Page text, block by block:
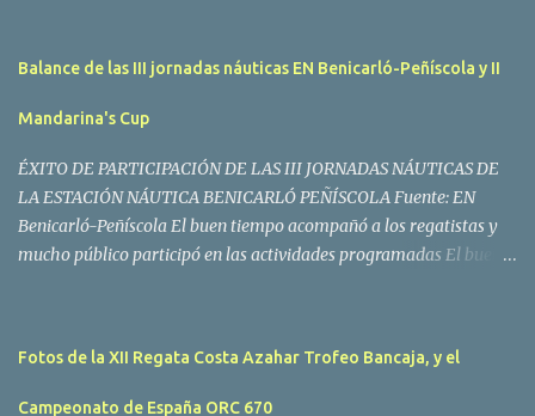
Balance de las III jornadas náuticas EN Benicarló-Peñíscola y II
Mandarina's Cup
ÉXITO DE PARTICIPACIÓN DE LAS III JORNADAS NÁUTICAS DE
LA ESTACIÓN NÁUTICA BENICARLÓ PEÑÍSCOLA Fuente: EN
Benicarló-Peñíscola El buen tiempo acompañó a los regatistas y
mucho público participó en las actividades programadas El buen
embarcación Garví, un Malbec 240 del armador José Mª Villes fue
la merecida vencedora de la prueba, en la que tomaron parte un
Fotos de la XII Regata Costa Azahar Trofeo Bancaja, y el
Campeonato de España ORC 670